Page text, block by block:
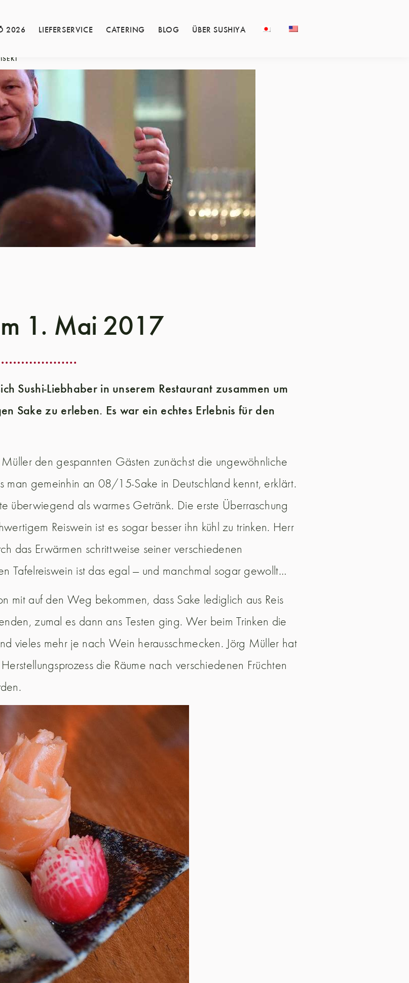
2026 LIEFERSERVICE CATERING BLOG ÜBER SUSHIYA
1. Mai 2017
Sushi-Liebhaber in unserem Restaurant zusammen um
Sake zu erleben. Es war ein echtes Erlebnis für den
den gespannten Gästen zunächst die ungewöhnliche
man gemeinhin an 08/15-Sake in Deutschland kennt, erklärt.
überwiegend als warmes Getränk. Die erste Überraschung
Reiswein ist es sogar besser ihn kühl zu trinken. Herr
das Erwärmen schrittweise seiner verschiedenen
Tafelreiswein ist das egal — und manchmal sogar gewollt…
mit auf den Weg bekommen, dass Sake lediglich aus Reis
zumal es dann ans Testen ging. Wer beim Trinken die
vieles mehr je nach Wein herausschmecken. Jörg Müller hat
die Räume nach verschiedenen Früchten